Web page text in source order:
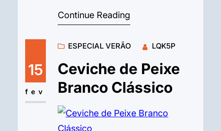
concentrado de maracujá (pode
garrafinha de boa qualidade). A
Calda (O Toque da Fruta): Polpa
de 2 maracujás frescos (com as
sementes). 2 colheres (sopa)…
Continue Reading
15
fev
ESPECIAL VERÃO LQK5P
Ceviche de Peixe
Branco Clássico